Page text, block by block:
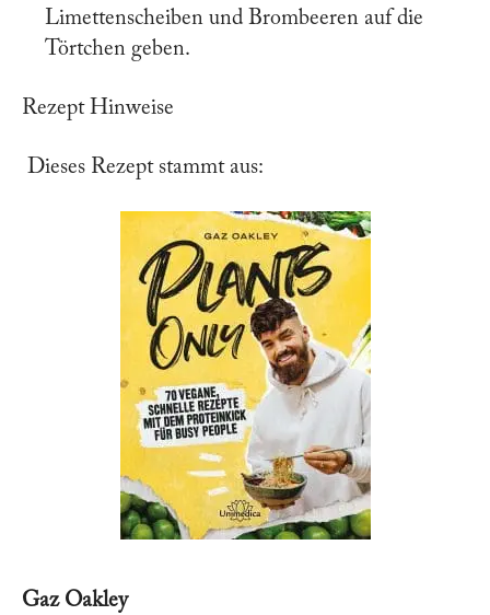
Limettenscheiben und Brombeeren auf die
Törtchen geben.
Rezept Hinweise
Dieses Rezept stammt aus:
Gaz Oakley